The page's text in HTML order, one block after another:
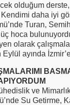
olduğum
Kendimi daha iyi
Turan,
hoca
olarak
ayında İzmir’e
ve
Su Getirme,